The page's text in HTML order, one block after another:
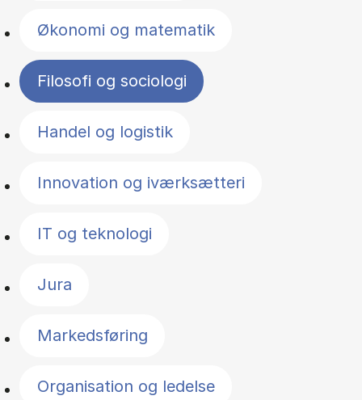
Økonomi og matematik
Filosofi og sociologi
Handel og logistik
Innovation og iværksætteri
IT og teknologi
Jura
Markedsføring
Organisation og ledelse